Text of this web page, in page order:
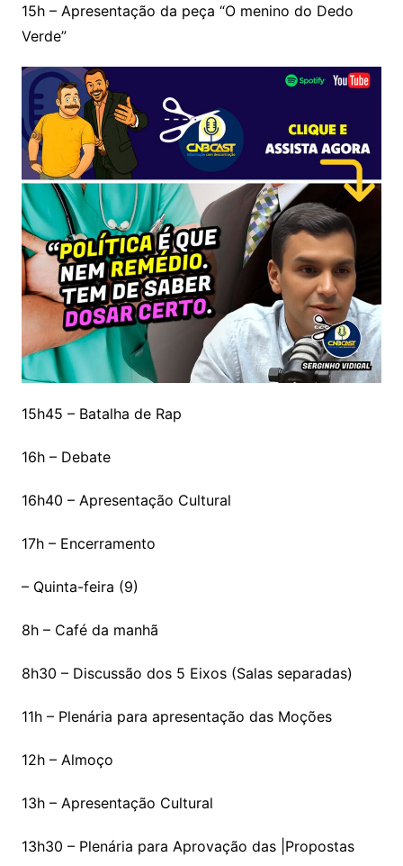
15h – Apresentação da peça “O menino do Dedo
Verde”
15h45 – Batalha de Rap
16h – Debate
16h40 – Apresentação Cultural
17h – Encerramento
– Quinta-feira (9)
8h – Café da manhã
8h30 – Discussão dos 5 Eixos (Salas separadas)
11h – Plenária para apresentação das Moções
12h – Almoço
13h – Apresentação Cultural
13h30 – Plenária para Aprovação das |Propostas